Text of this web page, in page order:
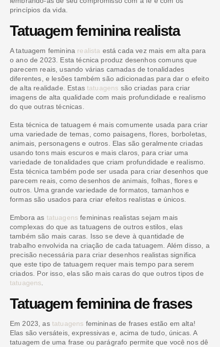
princípios da vida.
Tatuagem feminina realista
A tatuagem feminina realista está cada vez mais em alta para
o ano de 2023. Esta técnica produz desenhos comuns que
parecem reais, usando várias camadas de tonalidades
diferentes, e lesões também são adicionadas para dar o efeito
de alta realidade. Estastatuagens são criadas para criar
imagens de alta qualidade com mais profundidade e realismo
do que outras técnicas.
Esta técnica de tatuagem é mais comumente usada para criar
uma variedade de temas, como paisagens, flores, borboletas,
animais, personagens e outros. Elas são geralmente criadas
usando tons mais escuros e mais claros, para criar uma
variedade de tonalidades que criam profundidade e realismo.
Esta técnica também pode ser usada para criar desenhos que
parecem reais, como desenhos de animais, folhas, flores e
outros. Uma grande variedade de formatos, tamanhos e
formas são usados para criar efeitos realistas e únicos.
Embora as tatuagens femininas realistas sejam mais
complexas do que as tatuagens de outros estilos, elas
também são mais caras. Isso se deve à quantidade de
trabalho envolvida na criação de cada tatuagem. Além disso, a
precisão necessária para criar desenhos realistas significa
que este tipo de tatuagem requer mais tempo para serem
criados. Por isso, elas são mais caras do que outros tipos de
tatuagens.
Tatuagem feminina de frases
Em 2023, as tatuagens femininas de frases estão em alta!
Elas são versáteis, expressivas e, acima de tudo, únicas. A
tatuagem de uma frase ou parágrafo permite que você nos dê